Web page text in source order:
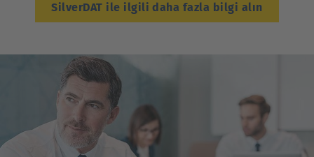
SilverDAT ile ilgili daha fazla bilgi alın